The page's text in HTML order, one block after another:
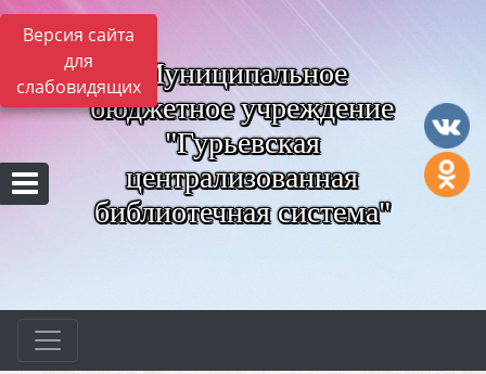
Версия сайта
для
слабовидящих Муниципальное
бюджетное учреждение
"Гурьевская
централизованная
библиотечная система"